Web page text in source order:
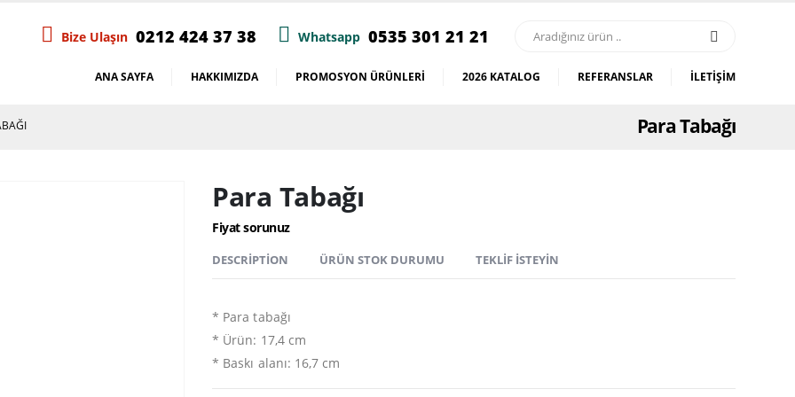
Bize Ulaşın 0212 424 37 38 Whatsapp 0535 301 21 21
ANA SAYFA HAKKIMIZDA PROMOSYON ÜRÜNLERI 2026 KATALOG REFERANSLAR İLETIŞIM
Para Tabağı
Para Tabağı
Fiyat sorunuz
DESCRIPTION ÜRÜN STOK DURUMU TEKLIF İSTEYIN
* Para tabağı
* Ürün: 17,4 cm
* Baskı alanı: 16,7 cm